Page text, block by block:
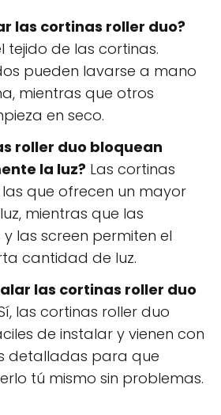
las cortinas roller duo?
tejido de las cortinas.
pueden lavarse a mano
mientras que otros
en seco.
roller duo bloquean
la luz? Las cortinas
que ofrecen un mayor
mientras que las
las screen permiten el
cantidad de luz.
las cortinas roller duo
las cortinas roller duo
de instalar y vienen con
detalladas para que
tú mismo sin problemas.